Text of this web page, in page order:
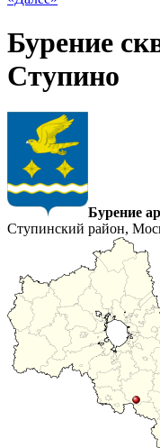
Бурение
Ступино
Бурение
Ступинский район,